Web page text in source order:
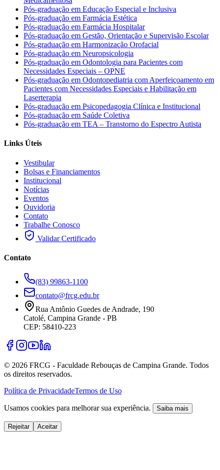
Pós-graduação em Educação Especial e Inclusiva
Pós-graduação em Farmácia Estética
Pós-graduação em Farmácia Hospitalar
Pós-graduação em Gestão, Orientação e Supervisão Escolar
Pós-graduação em Harmonização Orofacial
Pós-graduação em Neuropsicologia
Pós-graduação em Odontologia para Pacientes com
Necessidades Especiais – OPNE
Pós-graduação em Odontopediatria com Aperfeiçoamento em
Pacientes com Necessidades Especiais e Habilitação em
Laserterapia
Pós-graduação em Psicopedagogia Clínica e Institucional
Pós-graduação em Saúde Coletiva
Pós-graduação em TEA – Transtorno do Espectro Autista
Links Úteis
Vestibular
Bolsas e Financiamentos
Institucional
Notícias
Eventos
Ouvidoria
Contato
Trabalhe Conosco
Validar Certificado
Contato
(83) 99863-1100
contato@frcg.edu.br
Rua Antônio Guedes de Andrade, 190
Catolé, Campina Grande - PB
CEP: 58410-223
© 2026 FRCG - Faculdade Rebouças de Campina Grande. Todos
os direitos reservados.
Política de PrivacidadeTermos de Uso
Usamos cookies para melhorar sua experiência. Saiba mais
Rejeitar Aceitar